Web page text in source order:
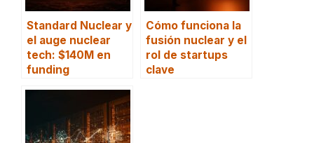
Standard Nuclear y
el auge nuclear
tech: $140M en
funding
Cómo funciona la
fusión nuclear y el
rol de startups
clave